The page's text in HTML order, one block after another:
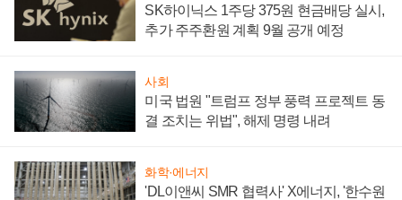
SK하이닉스 1주당 375원 현금배당 실시,
추가 주주환원 계획 9월 공개 예정
사회
미국 법원 "트럼프 정부 풍력 프로젝트 동
결 조치는 위법", 해제 명령 내려
화학·에너지
'DL이앤씨 SMR 협력사' X에너지, '한수원